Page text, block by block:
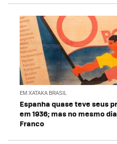
EM XATAKA BRASIL
Espanha quase teve seus
em 1936; mas no mesmo
Franco